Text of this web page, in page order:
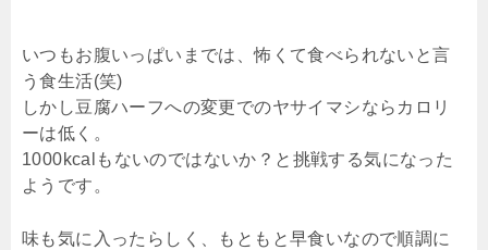
いつもお腹いっぱいまでは、怖くて食べられないと言
う食生活(笑)
しかし豆腐ハーフへの変更でのヤサイマシならカロリ
ーは低く。
1000kcalもないのではないか？と挑戦する気になった
ようです。
味も気に入ったらしく、もともと早食いなので順調に